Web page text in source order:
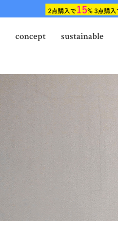
concept sustainable